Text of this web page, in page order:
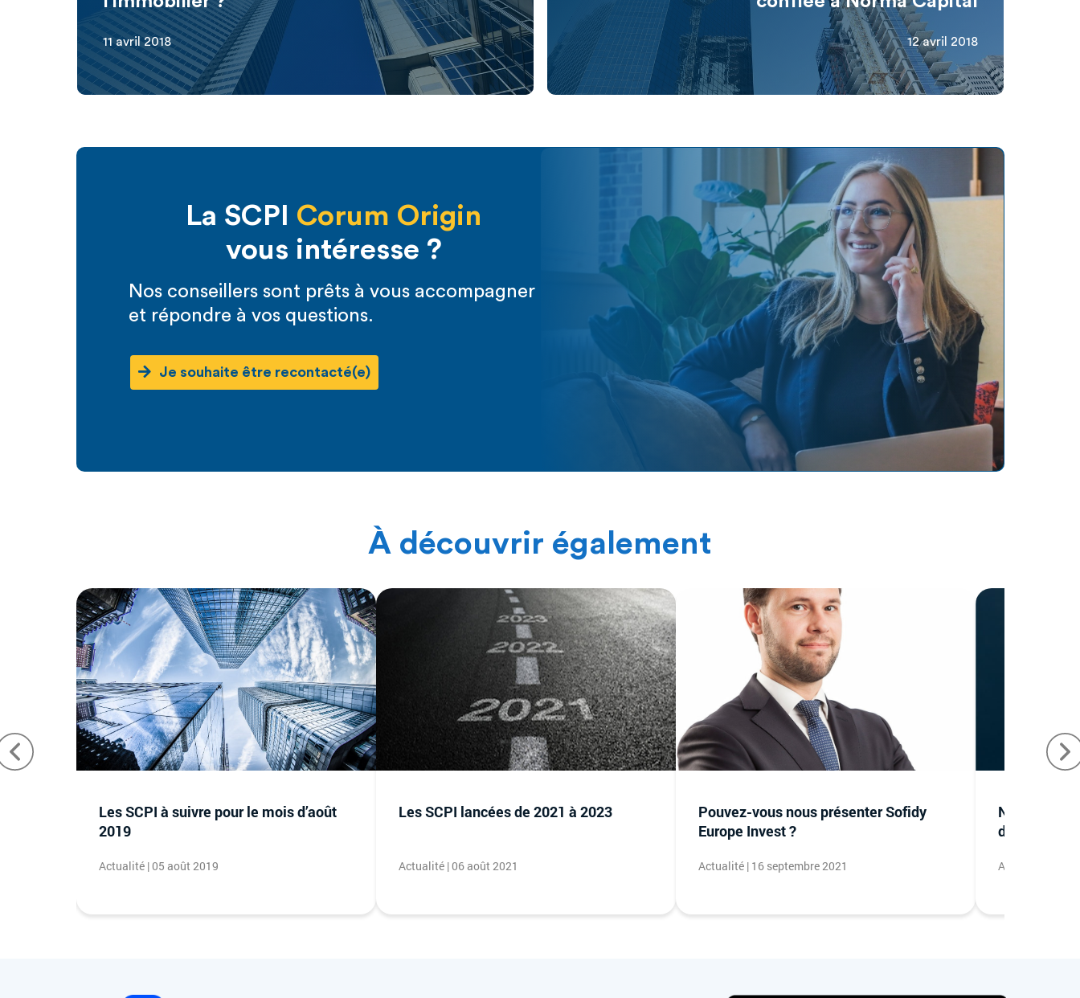
11 avril 2018 12 avril 2018
La SCPI Corum Origin
vous intéresse ?
Nos conseillers sont prêts à vous accompagner
et répondre à vos questions.
Je souhaite être recontacté(e)
À découvrir également
Les SCPI à suivre pour le mois d’août
2019
Actualité | 05 août 2019
Les SCPI lancées de 2021 à 2023
Actualité | 06 août 2021
Pouvez-vous nous présenter Sofidy
Europe Invest ?
Actualité | 16 septembre 2021
Novaxia
Actualité | 04